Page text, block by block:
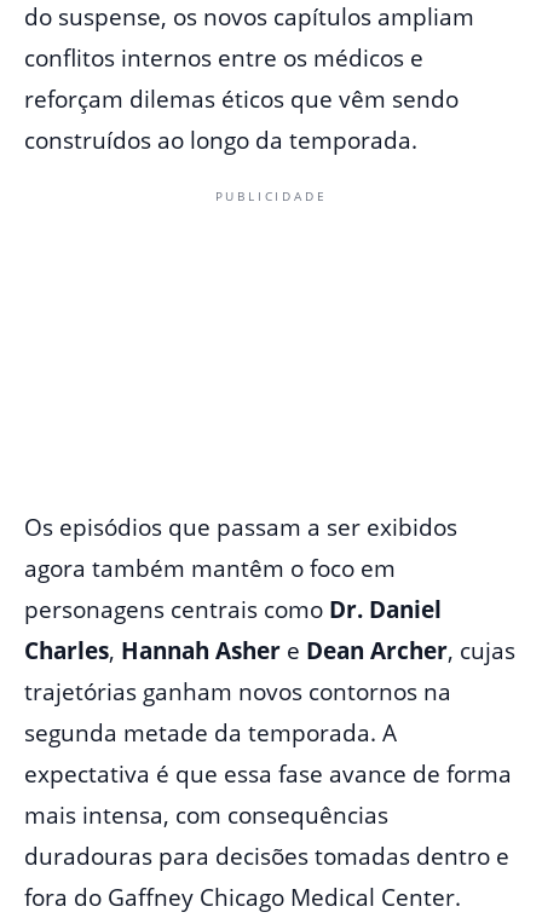
do suspense, os novos capítulos ampliam
conflitos internos entre os médicos e
reforçam dilemas éticos que vêm sendo
construídos ao longo da temporada.
PUBLICIDADE
Os episódios que passam a ser exibidos
agora também mantêm o foco em
personagens centrais como Dr. Daniel
Charles, Hannah Asher e Dean Archer, cujas
trajetórias ganham novos contornos na
segunda metade da temporada. A
expectativa é que essa fase avance de forma
mais intensa, com consequências
duradouras para decisões tomadas dentro e
fora do Gaffney Chicago Medical Center.